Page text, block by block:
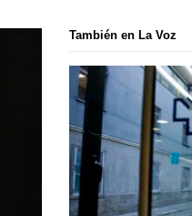
También en La Voz